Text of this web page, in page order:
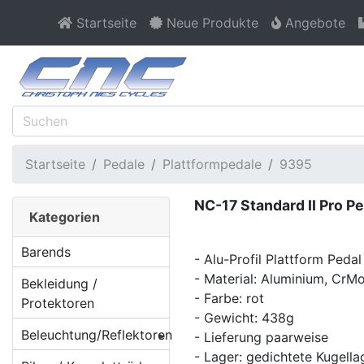
Startseite Neue Produkte Angebote
Startseite Pedale Plattformpedale 9395
NC-17 Standard II Pro
- Alu-Profil Plattform
- Material: Aluminium,
- Farbe: rot
- Gewicht: 438g
- Lieferung paarweise
- Lager: gedichtete
Kategorien
Barends
Bekleidung /
Protektoren
Beleuchtung/Reflektoren